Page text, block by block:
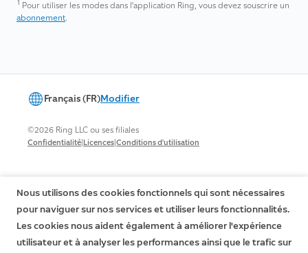
1 Pour utiliser les modes dans l'application Ring, vous devez souscrire un
abonnement.
Français (FR)Modifier
©2026 Ring LLC ou ses filiales
Confidentialité|Licences|Conditions d'utilisation
Nous utilisons des cookies fonctionnels qui sont nécessaires
pour naviguer sur nos services et utiliser leurs fonctionnalités.
Les cookies nous aident également à améliorer l'expérience
utilisateur et à analyser les performances ainsi que le trafic sur